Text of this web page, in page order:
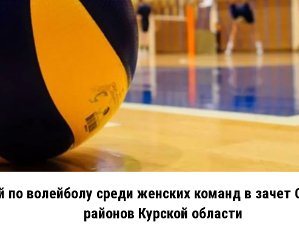
по волейболу среди женских команд в
районов Курской области